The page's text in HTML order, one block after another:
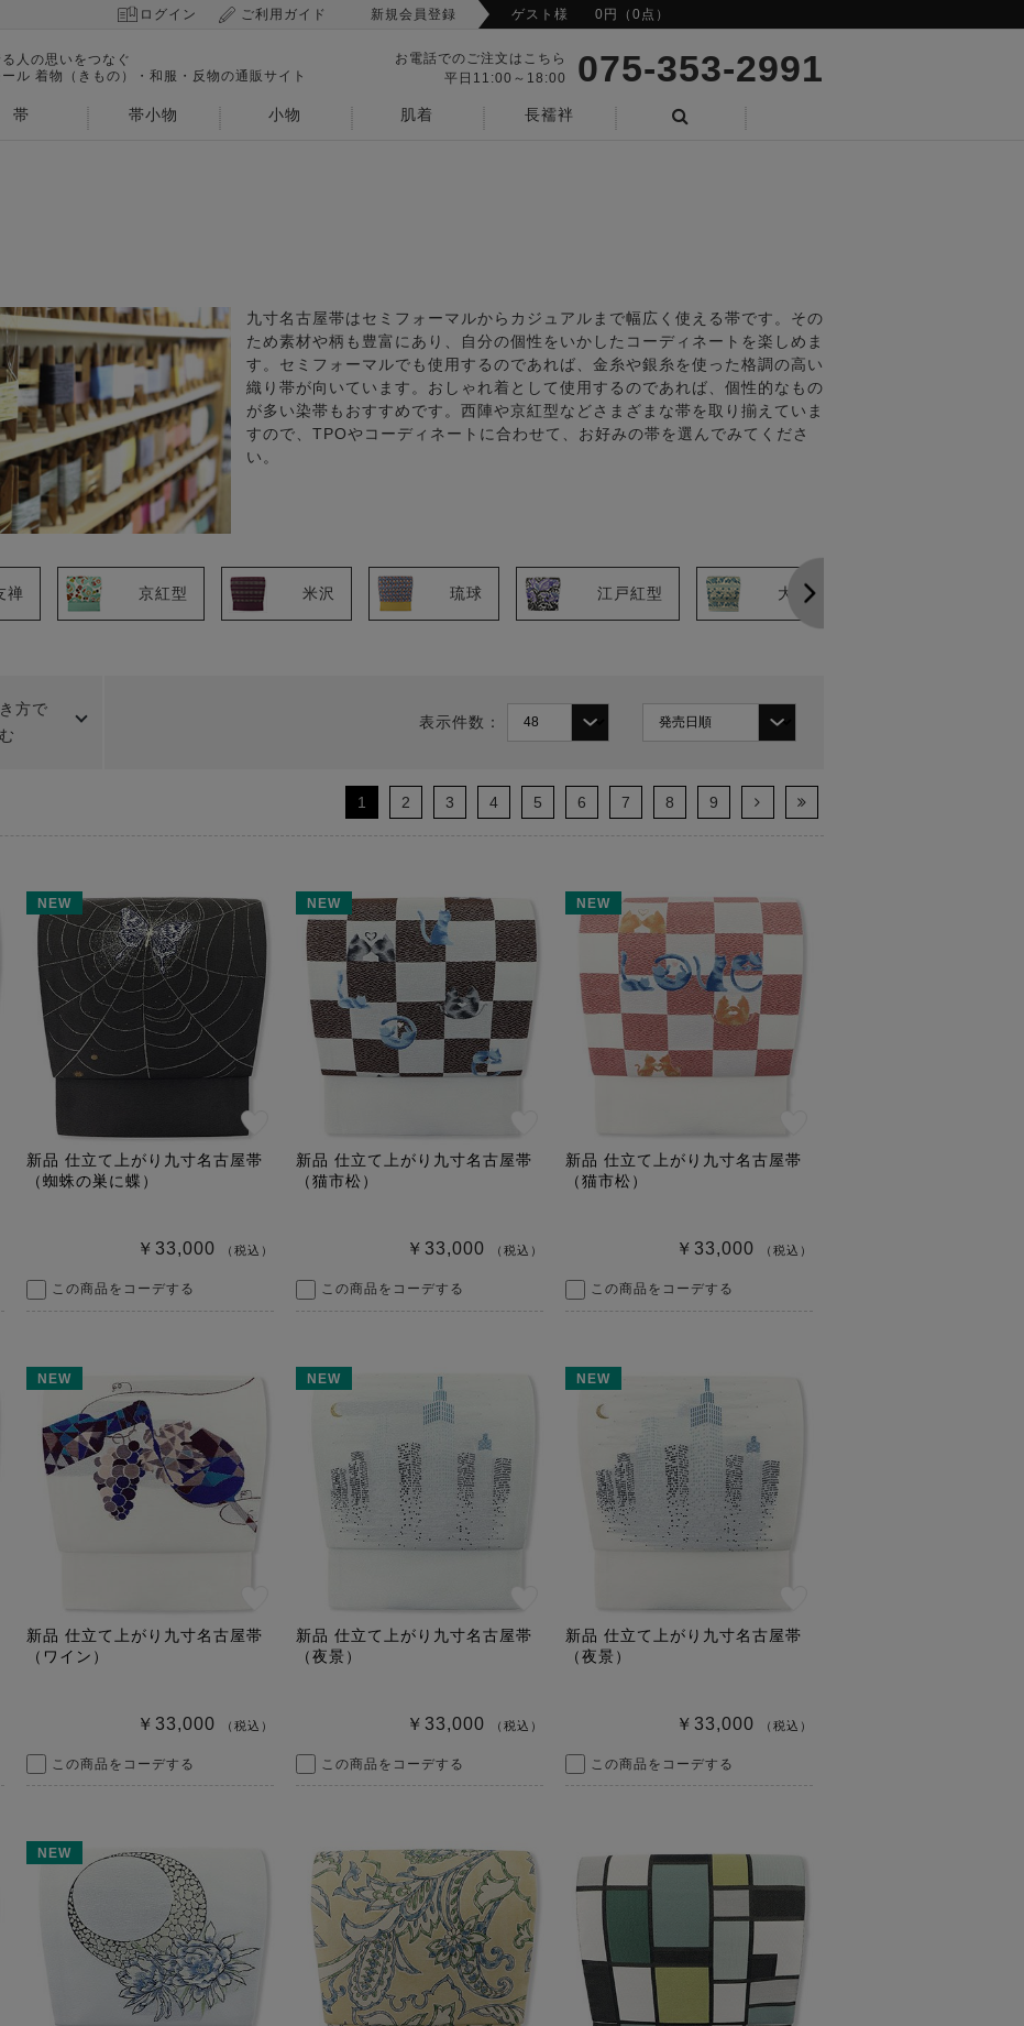
ログイン ご利用ガイド 新規会員登録 ゲスト様 0円（0点）
人の思いをつなぐ
ル 着物（きもの）・和服・反物の通販サイト
お電話でのご注文はこちら
平日11:00～18:00
075-353-2991
帯 帯小物 小物 肌着
長襦袢
九寸名古屋帯はセミフォーマルからカジュアルまで幅広く使える帯です。その
ため素材や柄も豊富にあり、自分の個性をいかしたコーディネートを楽しめま
す。セミフォーマルでも使用するのであれば、金糸や銀糸を使った格調の高い
織り帯が向いています。おしゃれ着として使用するのであれば、個性的なもの
が多い染帯もおすすめです。西陣や京紅型などさまざまな帯を取り揃えていま
すので、TPOやコーディネートに合わせて、お好みの帯を選んでみてくださ
い。
禅 京紅型 米沢 琉球 江戸紅型 大島
方で
表示件数：
1 2 3 4 5 6 7 8 9
NEW
新品 仕立て上がり九寸名古屋帯
（蜘蛛の巣に蝶）
￥33,000 （税込）
この商品をコーデする
NEW
新品 仕立て上がり九寸名古屋帯
（猫市松）
￥33,000 （税込）
この商品をコーデする
NEW
新品 仕立て上がり九寸名古屋帯
（猫市松）
￥33,000 （税込）
この商品をコーデする
NEW
新品 仕立て上がり九寸名古屋帯
（ワイン）
￥33,000 （税込）
この商品をコーデする
NEW
新品 仕立て上がり九寸名古屋帯
（夜景）
￥33,000 （税込）
この商品をコーデする
NEW
新品 仕立て上がり九寸名古屋帯
（夜景）
￥33,000 （税込）
この商品をコーデする
NEW